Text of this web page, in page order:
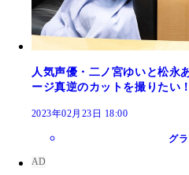
人気声優・二ノ宮ゆいと松
ージ真逆のカットを撮りたい
2023年02月23日 18:00
グ